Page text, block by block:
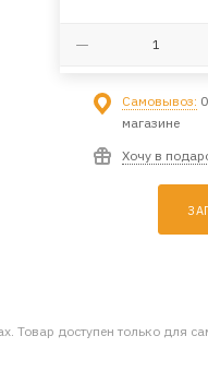
Самовывоз:
магазине
Хочу в
Товар доступен только для